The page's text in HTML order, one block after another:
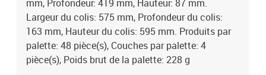
mm, Profondeur: 419 mm, Hauteur: 87 mm.
Largeur du colis: 575 mm, Profondeur du colis:
163 mm, Hauteur du colis: 595 mm. Produits par
palette: 48 pièce(s), Couches par palette: 4
pièce(s), Poids brut de la palette: 228 g